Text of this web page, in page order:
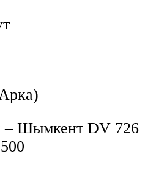
– Шымкент DV 726